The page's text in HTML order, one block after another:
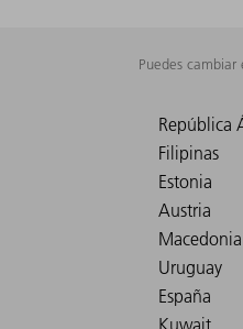
Puedes